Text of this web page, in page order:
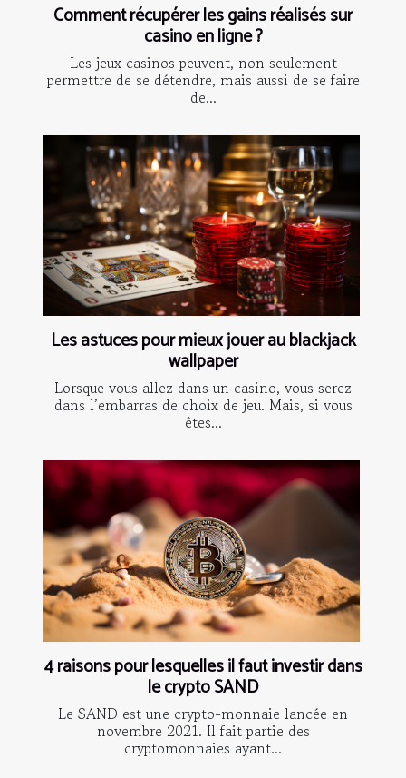
Comment récupérer les gains réalisés sur
casino en ligne ?
Les jeux casinos peuvent, non seulement
permettre de se détendre, mais aussi de se faire
de...
Les astuces pour mieux jouer au blackjack
wallpaper
Lorsque vous allez dans un casino, vous serez
dans l’embarras de choix de jeu. Mais, si vous
êtes...
4 raisons pour lesquelles il faut investir dans
le crypto SAND
Le SAND est une crypto-monnaie lancée en
novembre 2021. Il fait partie des
cryptomonnaies ayant...